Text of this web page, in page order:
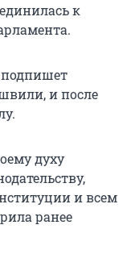
к
подпишет
и после
духу
и всем
ранее